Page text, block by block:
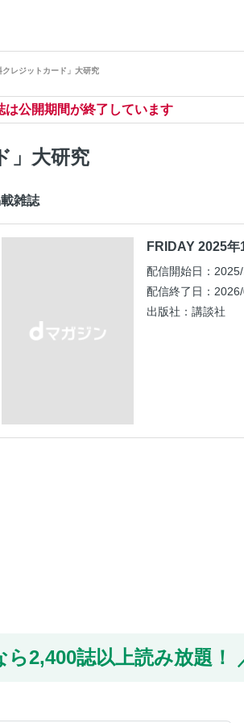
レジットカード」大研究
は公開期間が終了しています
」大研究
雑誌
FRIDAY 2025
配信開始日：
配信終了日：
出版社：講談社
ら2,400誌以上読み放題！